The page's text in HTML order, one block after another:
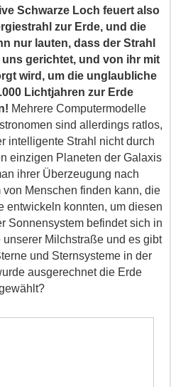
Schwarze Loch feuert also
zur Erde, und die
nur lauten, dass der Strahl
gerichtet, und von ihr mit
wird, um die unglaubliche
Lichtjahren zur Erde
Mehrere Computermodelle
sind allerdings ratlos,
intelligente Strahl nicht durch
einzigen Planeten der Galaxis
ihrer Überzeugung nach
Menschen finden kann, die
entwickeln konnten, um diesen
Sonnensystem befindet sich in
Milchstraße und es gibt
und Sternsysteme in der
ausgerechnetdie Erde